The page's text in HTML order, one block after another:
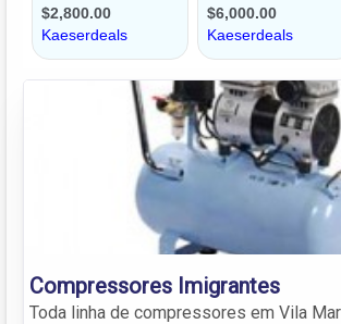
Compressores Imigrantes
Toda linha de compressores em Vila